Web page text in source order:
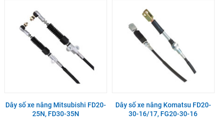
Dây số xe nâng Mitsubishi FD20-
25N, FD30-35N
Dây số xe nâng Komatsu FD20-
30-16/17, FG20-30-16